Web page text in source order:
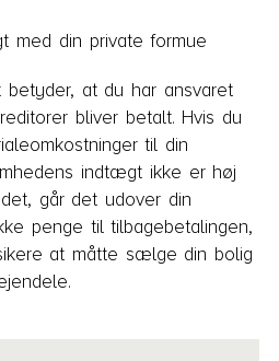
med din private formue
at du har ansvaret
bliver betalt. Hvis du
til din
indtægt ikke er høj
går det udover din
penge til tilbagebetalingen,
at måtte sælge din bolig